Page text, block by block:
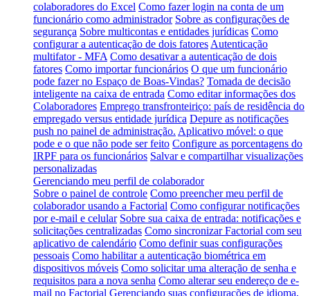
colaboradores do Excel Como fazer login na conta de um
funcionário como administrador Sobre as configurações de
segurança Sobre multicontas e entidades jurídicas Como
configurar a autenticação de dois fatores Autenticação
multifator - MFA Como desativar a autenticação de dois
fatores Como importar funcionários O que um funcionário
pode fazer no Espaço de Boas-Vindas? Tomada de decisão
inteligente na caixa de entrada Como editar informações dos
Colaboradores Emprego transfronteiriço: país de residência do
empregado versus entidade jurídica Depure as notificações
push no painel de administração. Aplicativo móvel: o que
pode e o que não pode ser feito Configure as porcentagens do
IRPF para os funcionários Salvar e compartilhar visualizações
personalizadas
Gerenciando meu perfil de colaborador
Sobre o painel de controle Como preencher meu perfil de
colaborador usando a Factorial Como configurar notificações
por e-mail e celular Sobre sua caixa de entrada: notificações e
solicitações centralizadas Como sincronizar Factorial com seu
aplicativo de calendário Como definir suas configurações
pessoais Como habilitar a autenticação biométrica em
dispositivos móveis Como solicitar uma alteração de senha e
requisitos para a nova senha Como alterar seu endereço de e-
mail no Factorial Gerenciando suas configurações de idioma,